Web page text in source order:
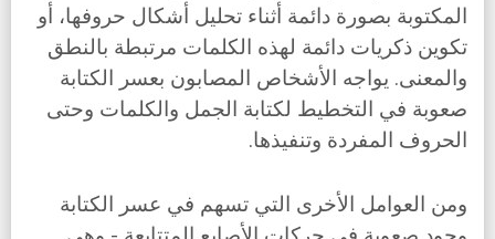
المكتوبة بصورة دائمة أثناء تحليل أشكال حروفها، أو
تكوين ذكريات دائمة لهذه الكلمات مرتبطة بالنطق
والمعنى. يواجه الأشخاص المصابون بعسر الكتابة
صعوبة في التخطيط لكتابة الجمل والكلمات وحتى
الحروف المفردة وتنفيذها.
ومن العوامل الأخرى التي تسهم في عسر الكتابة